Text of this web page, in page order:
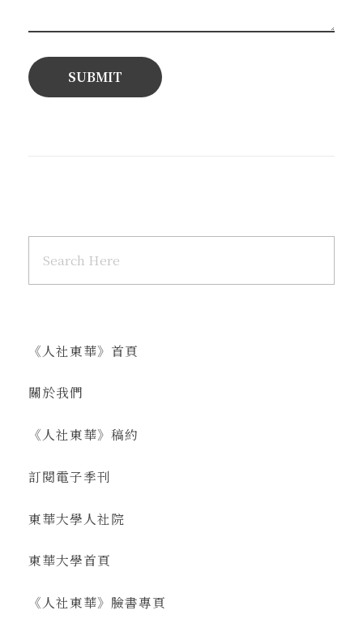
《人社東華》首頁
關於我們
《人社東華》稿約
訂閱電子季刊
東華大學人社院
東華大學首頁
《人社東華》臉書專頁